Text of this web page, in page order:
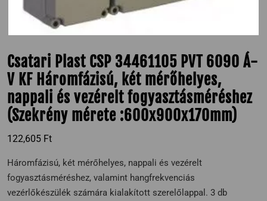
Csatari Plast CSP 34461105 PVT 6090 Á-
V KF Háromfázisú, két mérőhelyes,
nappali és vezérelt fogyasztásméréshez
(Szekrény mérete :600x900x170mm)
122,605 Ft
Háromfázisú, két mérőhelyes, nappali és vezérelt
fogyasztásméréshez, valamint hangfrekvenciás
vezérlőkészülék számára kialakított szerelőlappal. 3 db